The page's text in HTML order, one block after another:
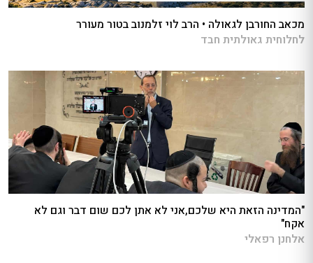
מכאב החורבן לגאולה • הרב לוי זלמנוב בטור מעורר
לחלוחית גאולתית חבד
"המדינה הזאת היא שלכם,אני לא אתן לכם שום דבר וגם לא
אקח"
אלחנן רפאלי